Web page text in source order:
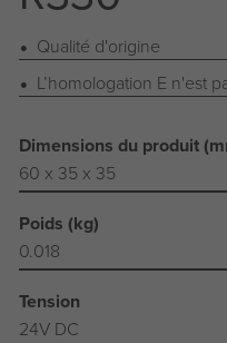
Qualité d'origine
L’homologation E n'est
Dimensions du produit
60 x 35 x 35
Poids (kg)
0.018
Tension
24V DC